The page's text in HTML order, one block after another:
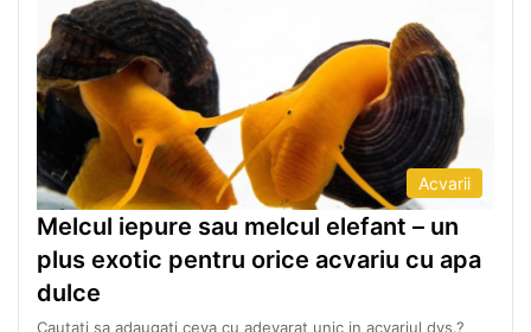
Acvarii
Melcul iepure sau melcul elefant – un
plus exotic pentru orice acvariu cu apa
dulce
Cautati sa adaugati ceva cu adevarat unic in acvariul dvs.?